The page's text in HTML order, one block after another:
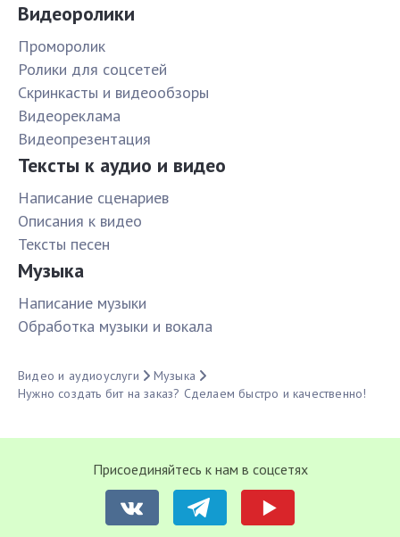
Видеоролики
Проморолик
Ролики для соцсетей
Скринкасты и видеообзоры
Видеореклама
Видеопрезентация
Тексты к аудио и видео
Написание сценариев
Описания к видео
Тексты песен
Музыка
Написание музыки
Обработка музыки и вокала
Видео и аудиоуслуги
Музыка
Нужно создать бит на заказ? Сделаем быстро и качественно!
Присоединяйтесь к нам в соцсетях